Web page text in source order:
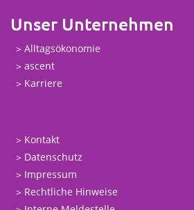
Unser Unternehmen
Alltagsökonomie
ascent
Karriere
Kontakt
Datenschutz
Impressum
Rechtliche Hinweise